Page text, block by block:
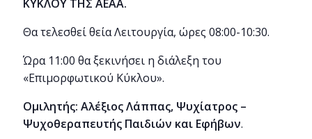
ΚΥΚΛΟΥ ΤΗΣ ΑΕΑΑ.
Θα τελεσθεί θεία Λειτουργία, ώρες 08:00-10:30.
Ώρα 11:00 θα ξεκινήσει η διάλεξη του
«Επιμορφωτικού Κύκλου».
Ομιλητής: Αλέξιος Λάππας, Ψυχίατρος –
Ψυχοθεραπευτής Παιδιών και Εφήβων.